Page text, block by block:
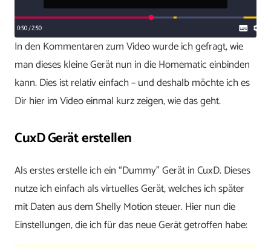
In den Kommentaren zum Video wurde ich gefragt, wie
man dieses kleine Gerät nun in die Homematic einbinden
kann. Dies ist relativ einfach – und deshalb möchte ich es
Dir hier im Video einmal kurz zeigen, wie das geht.
CuxD Gerät erstellen
Als erstes erstelle ich ein “Dummy” Gerät in CuxD. Dieses
nutze ich einfach als virtuelles Gerät, welches ich später
mit Daten aus dem Shelly Motion steuer. Hier nun die
Einstellungen, die ich für das neue Gerät getroffen habe: